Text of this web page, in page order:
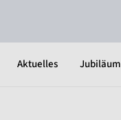
Aktuelles Jubiläum